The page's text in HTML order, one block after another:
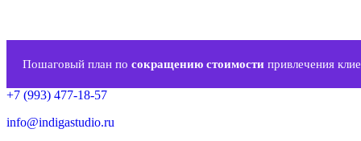
Пошаговый план по сокращению стоимости привлечения
+7 (993) 477-18-57
info@indigastudio.ru